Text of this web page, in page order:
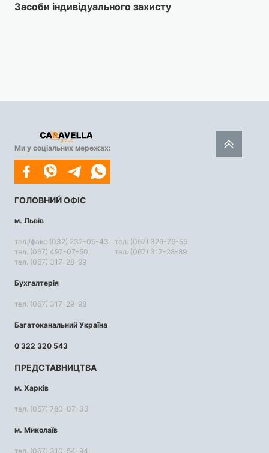
Засоби індивідуального захисту
Ми у соціальних мережах:
ГОЛОВНИЙ ОФІС
м. Львів
тел./факс (032) 232-05-43
тел. (067) 497-07-50
тел. (067) 317-28-99
тел. (067) 326-76-55
тел. (067) 317-28-89
Бухгалтерія
тел. (067) 317-29-98
Багатоканальний Україна
0 322 320 543
ПРЕДСТАВНИЦТВА
м. Харків
тел. (057) 780-07-33
м. Миколаїв
тел. (067) 310-54-94